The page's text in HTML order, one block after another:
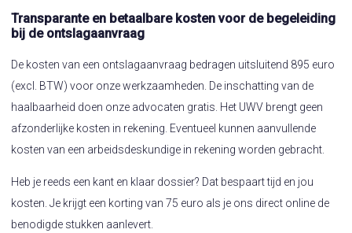
Transparante en betaalbare kosten voor de begeleiding
bij de ontslagaanvraag
De kosten van een ontslagaanvraag bedragen uitsluitend 895 euro
(excl. BTW) voor onze werkzaamheden. De inschatting van de
haalbaarheid doen onze advocaten gratis. Het UWV brengt geen
afzonderlijke kosten in rekening. Eventueel kunnen aanvullende
kosten van een arbeidsdeskundige in rekening worden gebracht.
Heb je reeds een kant en klaar dossier? Dat bespaart tijd en jou
kosten. Je krijgt een korting van 75 euro als je ons direct online de
benodigde stukken aanlevert.